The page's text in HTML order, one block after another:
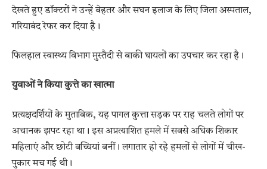
देखते हुए डॉक्टरों ने उन्हें बेहतर और सघन इलाज के लिए जिला अस्पताल,
गरियाबंद रेफर कर दिया है।
फिलहाल स्वास्थ्य विभाग मुस्तैदी से बाकी घायलों का उपचार कर रहा है।
युवाओं ने किया कुत्ते का खात्मा
प्रत्यक्षदर्शियों के मुताबिक, यह पागल कुत्ता सड़क पर राह चलते लोगों पर
अचानक झपट रहा था। इस अप्रत्याशित हमले में सबसे अधिक शिकार
महिलाएं और छोटी बच्चियां बनीं। लगातार हो रहे हमलों से लोगों में चीख-
पुकार मच गई थी।